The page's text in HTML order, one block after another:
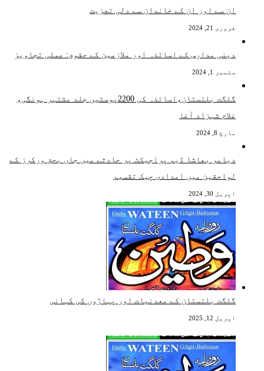
ان سے اور ان کے خاندان سے دلی تعزیت
فروری 21, 2024
دینی مدارس کے اساتذہ اور ملازمین کے حقوق: عملی تجاویز
ستمبر 1, 2024
گلگت بلتستان،اساتذہ کی 2200پوسٹیں جلد مشتہر ہونگی،
غلام شہزاد آغا
مارچ 8, 2024
دیامر بھاشا ڈیم پراجیکٹ پر حادثے میں جاں بحق ورکرز کے
لواحقین میں امدادی چیک تقسیم
اپریل 30, 2024
گلگت بلتستان کے معدنیات اور پہاڑوں کی کہانی
اپریل 12, 2025